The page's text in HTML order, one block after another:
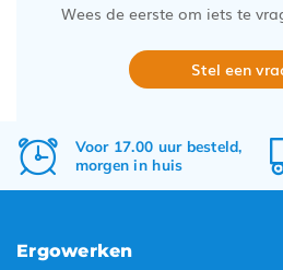
Wees de eerste om iets te
Stel een
Voor 17.00 uur besteld,
morgen in huis
Ergowerken